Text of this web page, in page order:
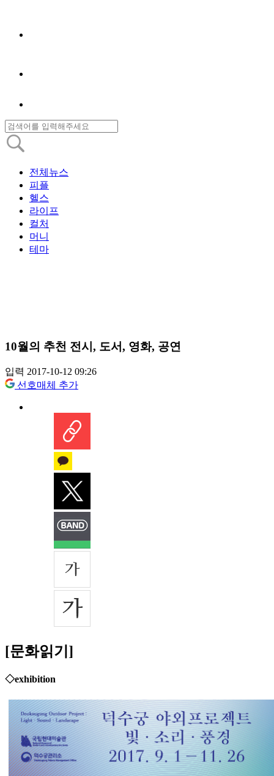
전체뉴스
피플
헬스
라이프
컬처
머니
테마
10월의 추천 전시, 도서, 영화, 공연
입력 2017-10-12 09:26
선호매체 추가
[문화읽기]
◇exhibition